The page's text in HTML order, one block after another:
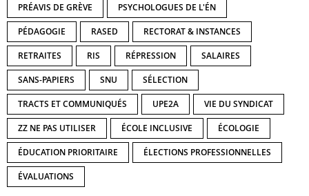
PRÉAVIS DE GRÈVE PSYCHOLOGUES DE L'ÉN
PÉDAGOGIE RASED RECTORAT & INSTANCES
RETRAITES RIS RÉPRESSION SALAIRES
SANS-PAPIERS SNU SÉLECTION
TRACTS ET COMMUNIQUÉS UPE2A VIE DU SYNDICAT
ZZ NE PAS UTILISER ÉCOLE INCLUSIVE ÉCOLOGIE
ÉDUCATION PRIORITAIRE ÉLECTIONS PROFESSIONNELLES
ÉVALUATIONS